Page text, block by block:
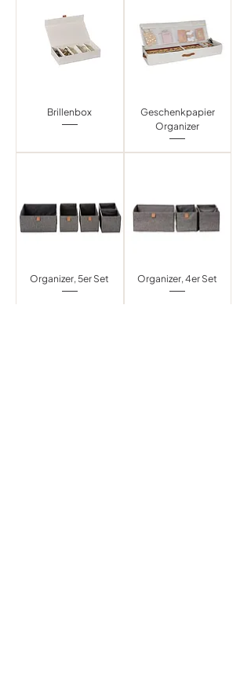
Brillenbox
Geschenkpapier
Organizer
Organizer, 5er Set Organizer, 4er Set